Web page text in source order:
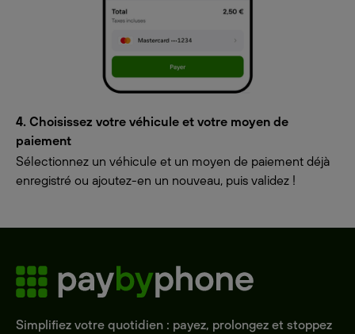
4. Choisissez votre véhicule et votre moyen de
paiement
Sélectionnez un véhicule et un moyen de paiement déjà
enregistré ou ajoutez-en un nouveau, puis validez !
Simplifiez votre quotidien : payez, prolongez et stoppez